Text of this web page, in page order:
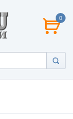
0